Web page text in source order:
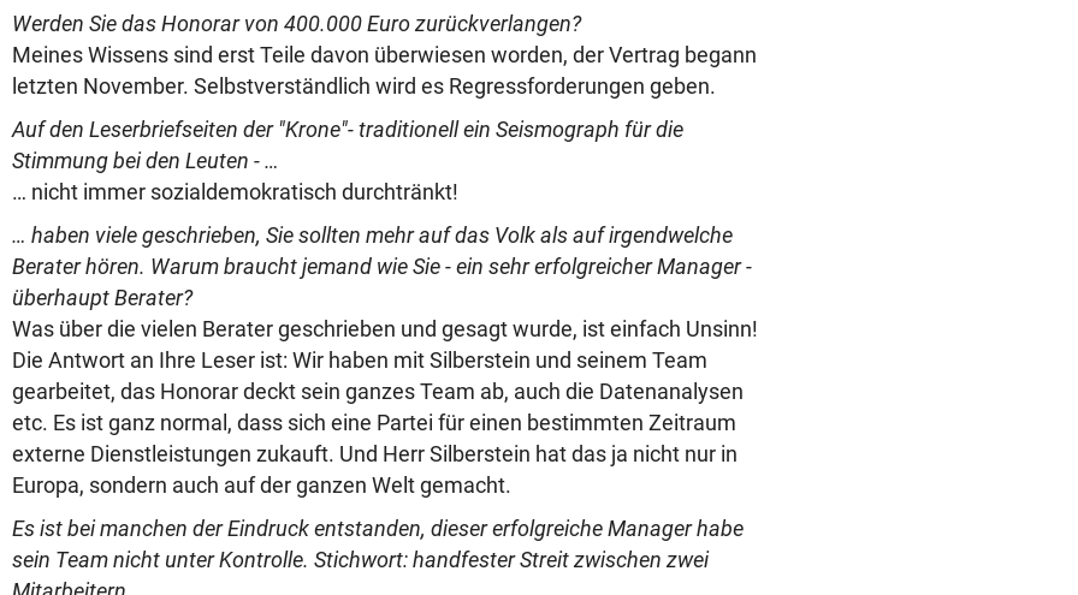
Werden Sie das Honorar von 400.000 Euro zurückverlangen?
Meines Wissens sind erst Teile davon überwiesen worden, der Vertrag begann
letzten November. Selbstverständlich wird es Regressforderungen geben.
Auf den Leserbriefseiten der "Krone"- traditionell ein Seismograph für die
Stimmung bei den Leuten - …
… nicht immer sozialdemokratisch durchtränkt!
… haben viele geschrieben, Sie sollten mehr auf das Volk als auf irgendwelche
Berater hören. Warum braucht jemand wie Sie - ein sehr erfolgreicher Manager -
überhaupt Berater?
Was über die vielen Berater geschrieben und gesagt wurde, ist einfach Unsinn!
Die Antwort an Ihre Leser ist: Wir haben mit Silberstein und seinem Team
gearbeitet, das Honorar deckt sein ganzes Team ab, auch die Datenanalysen
etc. Es ist ganz normal, dass sich eine Partei für einen bestimmten Zeitraum
externe Dienstleistungen zukauft. Und Herr Silberstein hat das ja nicht nur in
Europa, sondern auch auf der ganzen Welt gemacht.
Es ist bei manchen der Eindruck entstanden, dieser erfolgreiche Manager habe
sein Team nicht unter Kontrolle. Stichwort: handfester Streit zwischen zwei